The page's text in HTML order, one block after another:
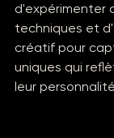
d'expérimenter
techniques et
créatif pour
uniques qui
leur